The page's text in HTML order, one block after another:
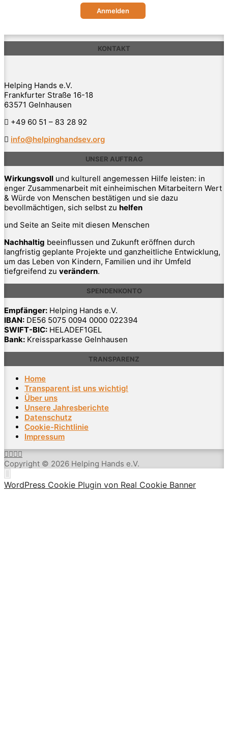
Anmelden
KONTAKT
Helping Hands e.V.
Frankfurter Straße 16-18
63571 Gelnhausen
+49 60 51 – 83 28 92
info@helpinghandsev.org
UNSER AUFTRAG
Wirkungsvoll und kulturell angemessen Hilfe leisten: in
enger Zusammenarbeit mit einheimischen Mitarbeitern Wert
& Würde von Menschen bestätigen und sie dazu
bevollmächtigen, sich selbst zu helfen
und Seite an Seite mit diesen Menschen
Nachhaltig beeinflussen und Zukunft eröffnen durch
langfristig geplante Projekte und ganzheitliche Entwicklung,
um das Leben von Kindern, Familien und ihr Umfeld
tiefgreifend zu verändern.
SPENDENKONTO
Empfänger: Helping Hands e.V.
IBAN: DE56 5075 0094 0000 022394
SWIFT-BIC: HELADEF1GEL
Bank: Kreissparkasse Gelnhausen
TRANSPARENZ
Home
Transparent ist uns wichtig!
Über uns
Unsere Jahresberichte
Datenschutz
Cookie-Richtlinie
Impressum
Copyright © 2026 Helping Hands e.V.
WordPress Cookie Plugin von Real Cookie Banner